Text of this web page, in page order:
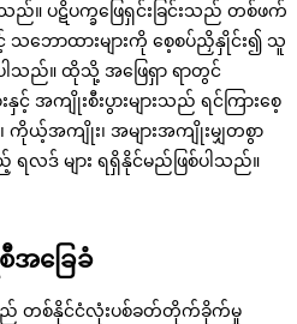
ည်။ ပဋိပက္ခဖြေရှင်းခြင်းသည် တစ်ဖက်
ဘောထားများကို စေ့စပ်ညှိနှိုင်း၍ သူ
ပါသည်။ ထိုသို့ အဖြေရှာ ရာတွင်
အကျိုးစီးပွားများသည် ရင်ကြားစေ့
ယ့်အကျိုး၊ အများအကျိုးမျှတစွာ
လဒ် များ ရရှိနိုင်မည်ဖြစ်ပါသည်။
ခြေခံ
တစ်နိုင်ငံလုံးပစ်ခတ်တိုက်ခိုက်မှု